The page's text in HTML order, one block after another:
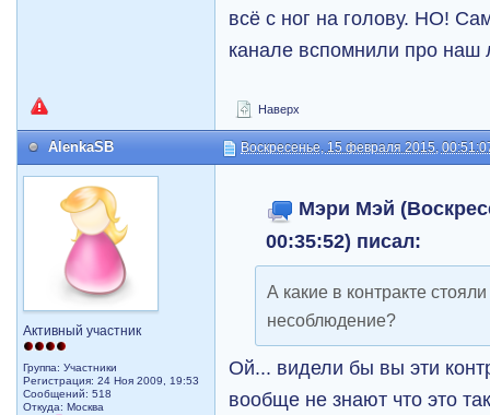
всё с ног на голову. НО!
канале вспомнили про
Наверх
AlenkaSB Воскресенье, 15 февраля 2015,
Активный участник
Группа: Участники
Регистрация: 24 Ноя 2009, 19:53
Сообщений: 518
Откуда: Москва
Мэри Мэй
00:35:52) писал:
А какие в контракте
несоблюдение?
Ой... видели бы вы эти
вообще не знают что это